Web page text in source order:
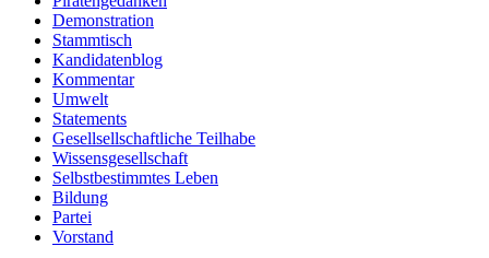
Demonstration
Stammtisch
Kandidatenblog
Kommentar
Umwelt
Statements
Gesellsellschaftliche Teilhabe
Wissensgesellschaft
Selbstbestimmtes Leben
Bildung
Partei
Vorstand